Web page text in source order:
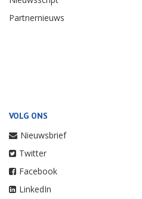
Partnernieuws
VOLG ONS
Nieuwsbrief
Twitter
Facebook
LinkedIn